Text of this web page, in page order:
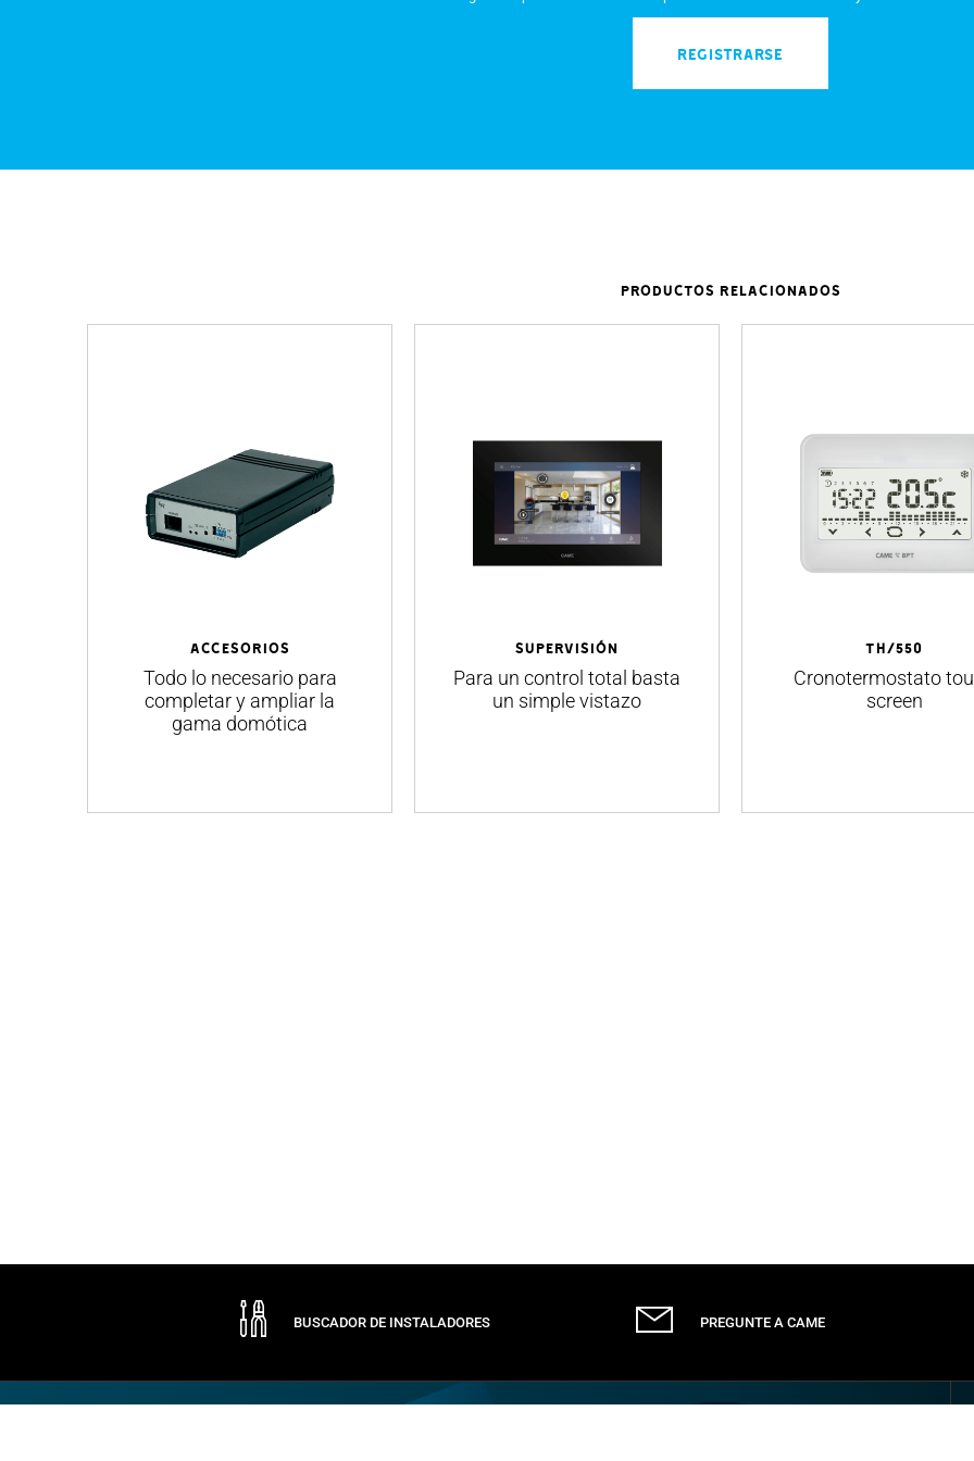
REGISTRARSE
PRODUCTOS RELACIONADOS
ACCESORIOS
Todo lo necesario para
completar y ampliar la
gama domótica
SUPERVISIÓN
Para un control total basta
un simple vistazo
TH/550
Cronotermostato
screen
BUSCADOR DE INSTALADORES PREGUNTE A CAME